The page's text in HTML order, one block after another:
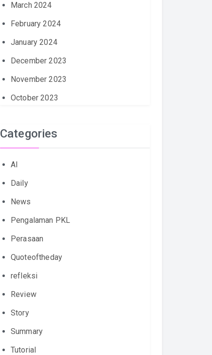
March 2024
February 2024
January 2024
December 2023
November 2023
October 2023
Categories
AI
Daily
News
Pengalaman PKL
Perasaan
Quoteoftheday
refleksi
Review
Story
Summary
Tutorial